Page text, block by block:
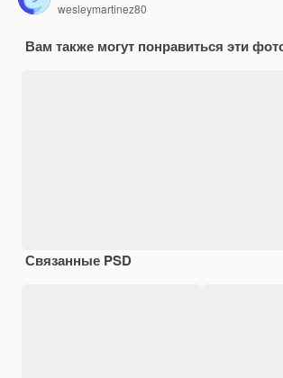
wesleymartinez80
Вам также могут понравиться эти
Связанные PSD